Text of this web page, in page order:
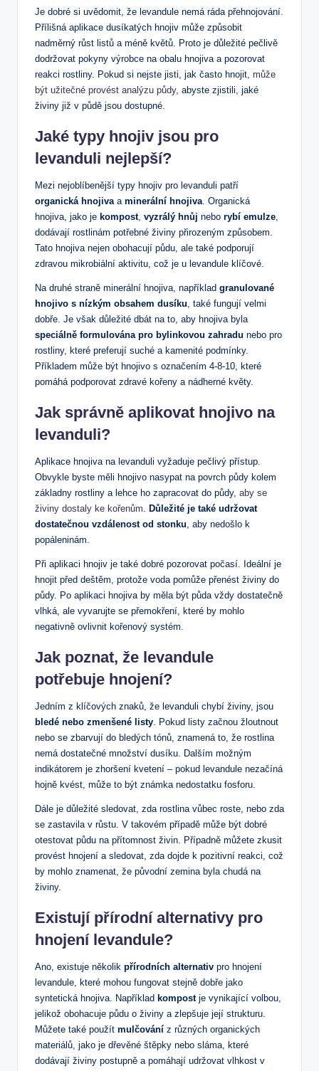
Je dobré si uvědomit, že levandule nemá ráda přehnojování.
Přílišná aplikace dusíkatých hnojiv může způsobit
nadměrný růst listů a méně květů. Proto je důležité pečlivě
dodržovat pokyny výrobce na obalu hnojiva a pozorovat
reakci rostliny. Pokud si nejste jisti, jak často hnojit, může
být užitečné provést analýzu půdy, abyste zjistili, jaké
živiny již v půdě jsou dostupné.
Jaké typy hnojiv jsou pro
levanduli nejlepší?
Mezi nejoblíbenější typy hnojiv pro levanduli patří
organická hnojivaa minerální hnojiva. Organická
hnojiva, jako je kompost, vyzrálý hnůj nebo rybí emulze,
dodávají rostlinám potřebné živiny přirozeným způsobem.
Tato hnojiva nejen obohacují půdu, ale také podporují
zdravou mikrobiální aktivitu, což je u levandule klíčové.
Na druhé straně minerální hnojiva, například granulované
hnojivo s nízkým obsahem dusíku, také fungují velmi
dobře. Je však důležité dbát na to, aby hnojiva byla
speciálně formulována pro bylinkovou zahradu nebo pro
rostliny, které preferují suché a kamenité podmínky.
Příkladem může být hnojivo s označením 4-8-10, které
pomáhá podporovat zdravé kořeny a nádherné květy.
Jak správně aplikovat hnojivo na
levanduli?
Aplikace hnojiva na levanduli vyžaduje pečlivý přístup.
Obvykle byste měli hnojivo nasypat na povrch půdy kolem
základny rostliny a lehce ho zapracovat do půdy, aby se
živiny dostaly ke kořenům. Důležité je také udržovat
dostatečnou vzdálenost od stonku, aby nedošlo k
popáleninám.
Při aplikaci hnojiv je také dobré pozorovat počasí. Ideální je
hnojit před deštěm, protože voda pomůže přenést živiny do
půdy. Po aplikaci hnojiva by měla být půda vždy dostatečně
vlhká, ale vyvarujte se přemokření, které by mohlo
negativně ovlivnit kořenový systém.
Jak poznat, že levandule
potřebuje hnojení?
Jedním z klíčových znaků, že levanduli chybí živiny, jsou
bledé nebo zmenšené listy. Pokud listy začnou žloutnout
nebo se zbarvují do bledých tónů, znamená to, že rostlina
nemá dostatečné množství dusíku. Dalším možným
indikátorem je zhoršení kvetení – pokud levandule nezačíná
hojně kvést, může to být známka nedostatku fosforu.
Dále je důležité sledovat, zda rostlina vůbec roste, nebo zda
se zastavila v růstu. V takovém případě může být dobré
otestovat půdu na přítomnost živin. Případně můžete zkusit
provést hnojení a sledovat, zda dojde k pozitivní reakci, což
by mohlo znamenat, že původní zemina byla chudá na
živiny.
Existují přírodní alternativy pro
hnojení levandule?
Ano, existuje několik přírodních alternativ pro hnojení
levandule, které mohou fungovat stejně dobře jako
syntetická hnojiva. Například kompostje vynikající volbou,
jelikož obohacuje půdu o živiny a zlepšuje její strukturu.
Můžete také použít mulčování z různých organických
materiálů, jako je dřevěné štěpky nebo sláma, které
dodávají živiny postupně a pomáhají udržovat vlhkost v